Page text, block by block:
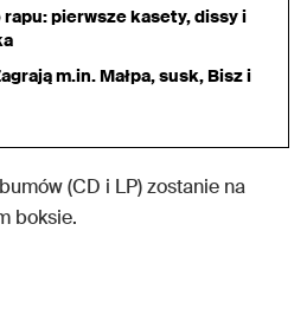
pierwsze kasety, dissy i
m.in. Małpa, susk, Bisz i
(CD i LP) zostanie na
boksie.